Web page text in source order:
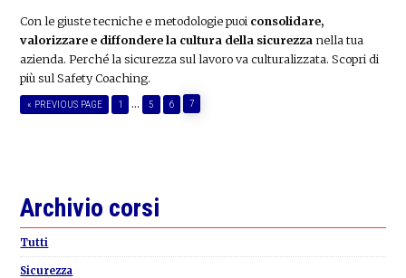
Con le giuste tecniche e metodologie puoi consolidare,
valorizzare e diffondere la cultura della sicurezza nella tua
azienda. Perché la sicurezza sul lavoro va culturalizzata. Scopri di
più sul Safety Coaching.
« GO
TO
PREVIOUS PAGE PAGE
1
Interim
… PAGE
5 PAGE
6 PAGE
7
Primary
Sidebar
Archivio corsi
Tutti
Sicurezza